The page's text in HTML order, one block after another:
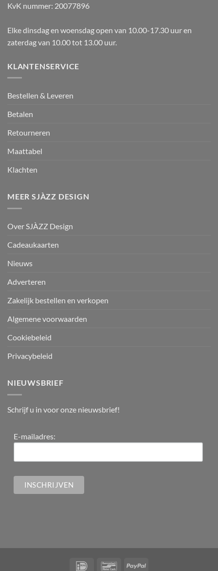
KvK nummer: 20077896
Elke dinsdag en woensdag open van 10.00-17.30 uur en
zaterdag van 10.00 tot 13.00 uur.
KLANTENSERVICE
Bestellen & Leveren
Betalen
Retourneren
Maattabel
Klachten
MEER SJÀZZ DESIGN
Over SJÀZZ Design
Cadeaukaarten
Nieuws
Adverteren
Zakelijk bestellen en verkopen
Algemene voorwaarden
Cookiebeleid
Privacybeleid
NIEUWSBRIEF
Schrijf u in voor onze nieuwsbrief!
E-mailadres: